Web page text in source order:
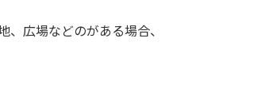
広場などのがある場合、